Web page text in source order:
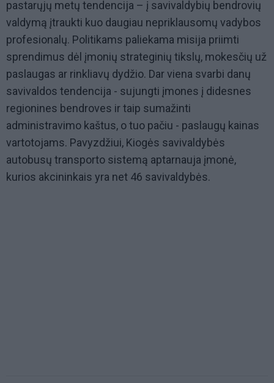
pastarųjų metų tendencija – į savivaldybių bendrovių
valdymą įtraukti kuo daugiau nepriklausomų vadybos
profesionalų. Politikams paliekama misija priimti
sprendimus dėl įmonių strateginių tikslų, mokesčių už
paslaugas ar rinkliavų dydžio. Dar viena svarbi danų
savivaldos tendencija - sujungti įmones į didesnes
regionines bendroves ir taip sumažinti
administravimo kaštus, o tuo pačiu - paslaugų kainas
vartotojams. Pavyzdžiui, Kiogės savivaldybės
autobusų transporto sistemą aptarnauja įmonė,
kurios akcininkais yra net 46 savivaldybės.